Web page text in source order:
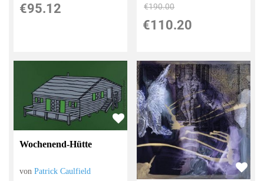
€95.12 €190.00
€110.20
Wochenend-Hütte
vonPatrick Caulfield